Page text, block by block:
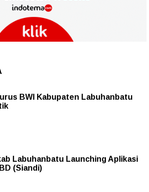
BWI Kabupaten Labuhanbatu
Labuhanbatu Launching Aplikasi
(Siandi)